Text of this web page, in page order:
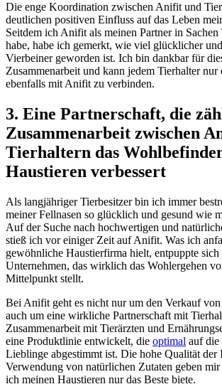
Die enge Koordination ⁤zwischen Anifit und​
deutlichen ‍positiven Einfluss auf⁢ das ‍Leben
Seitdem‍ ich Anifit als​ meinen ‍Partner in Sachen
habe, habe ich gemerkt, wie viel glücklicher‍
Vierbeiner geworden⁤ ist. Ich bin dankbar für
⁣Zusammenarbeit und⁣ kann⁢ jedem Tierhalter nur
ebenfalls mit⁣ Anifit zu verbinden.
3. Eine ⁤Partnerschaft, die
Zusammenarbeit ⁢zwischen
Tierhaltern das
Haustieren verbessert
Als langjähriger Tierbesitzer bin ich immer
⁣meiner Fellnasen so ⁤glücklich​ und gesund wie
Auf der​ Suche‍ nach hochwertigen und
stieß⁢ ich vor⁣ einiger Zeit ⁤auf Anifit. ⁣Was ich
⁣gewöhnliche Haustierfirma hielt, entpuppte sich
Unternehmen, das wirklich ⁣das Wohlergehen
Mittelpunkt stellt.
Bei Anifit geht es nicht nur um den Verkauf
auch um eine‌ wirkliche Partnerschaft mit
Zusammenarbeit ‌mit Tierärzten und
eine Produktlinie entwickelt, die optimal auf ​die⁣
Lieblinge abgestimmt ist. Die hohe Qualität ​der⁤
Verwendung von natürlichen Zutaten⁣ geben ‌mir
ich meinen Haustieren nur das Beste biete.